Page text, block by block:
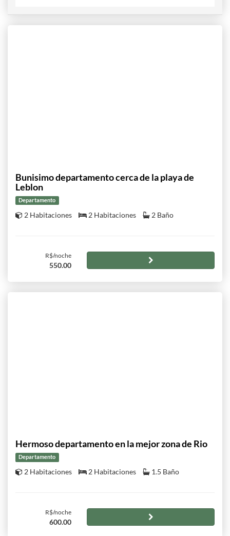
Bunisimo departamento cerca de la playa de
Leblon
Departamento
2 Habitaciones 2 Habitaciones 2 Baño
R$/noche
550.00
Hermoso departamento en la mejor zona de Rio
Departamento
2 Habitaciones 2 Habitaciones 1.5 Baño
R$/noche
600.00